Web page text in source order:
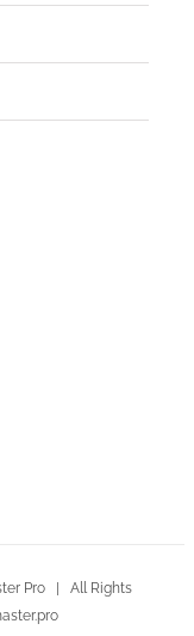
Pro | All Rights